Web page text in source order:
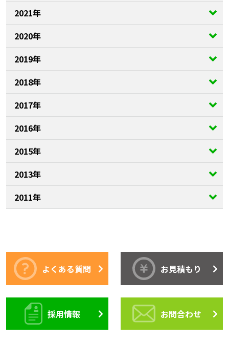
2021年
2020年
2019年
2018年
2017年
2016年
2015年
2013年
2011年
よくある質問 お見積もり
採用情報 お問合わせ